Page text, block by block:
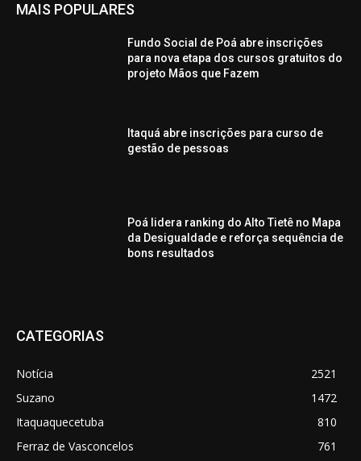
MAIS POPULARES
Fundo Social de Poá abre inscrições
para nova etapa dos cursos gratuitos do
projeto Mãos que Fazem
Itaquá abre inscrições para curso de
gestão de pessoas
Poá lidera ranking do Alto Tietê no Mapa
da Desigualdade e reforça sequência de
bons resultados
CATEGORIAS
Notícia
2521
Suzano
1472
Itaquaquecetuba
810
Ferraz de Vasconcelos
761